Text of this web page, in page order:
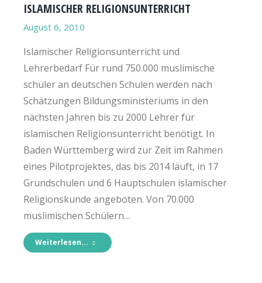
ISLAMISCHER RELIGIONSUNTERRICHT
August 6, 2010
Islamischer Religionsunterricht und
Lehrerbedarf Für rund 750.000 muslimische
schüler an deutschen Schulen werden nach
Schätzungen Bildungsministeriums in den
nächsten Jahren bis zu 2000 Lehrer für
islamischen Religionsunterricht benötigt. In
Baden Württemberg wird zur Zeit im Rahmen
eines Pilotprojektes, das bis 2014 läuft, in 17
Grundschulen und 6 Hauptschulen islamischer
Religionskunde angeboten. Von 70.000
muslimischen Schülern…
Weiterlesen...